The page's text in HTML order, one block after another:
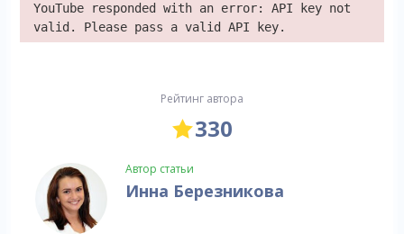
YouTube responded with an error: API key not
valid. Please pass a valid API key.
Рейтинг автора
330
Автор статьи
Инна Березникова